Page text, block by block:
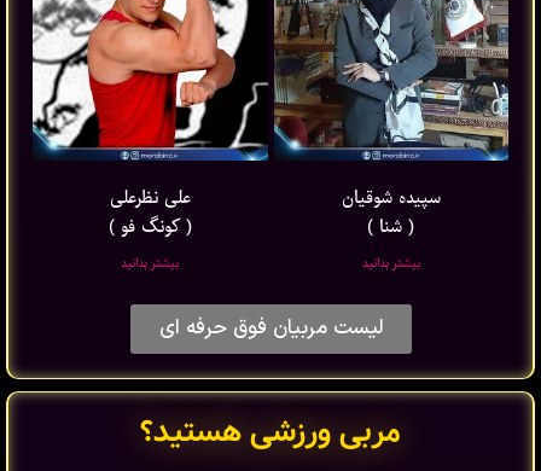
سپیده شوقیان
( شنا )
بیشتر بدانید
علی نظرعلی
( کونگ فو )
بیشتر بدانید
لیست مربیان فوق حرفه ای
مربی ورزشی هستید؟